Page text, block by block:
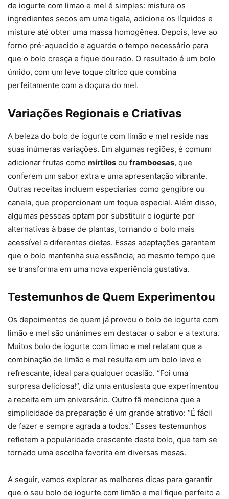
de iogurte com limao e mel é simples: misture os
ingredientes secos em uma tigela, adicione os líquidos e
misture até obter uma massa homogênea. Depois, leve ao
forno pré-aquecido e aguarde o tempo necessário para
que o bolo cresça e fique dourado. O resultado é um bolo
úmido, com um leve toque cítrico que combina
perfeitamente com a doçura do mel.
Variações Regionais e Criativas
A beleza do bolo de iogurte com limão e mel reside nas
suas inúmeras variações. Em algumas regiões, é comum
adicionar frutas como mirtilos ou framboesas, que
conferem um sabor extra e uma apresentação vibrante.
Outras receitas incluem especiarias como gengibre ou
canela, que proporcionam um toque especial. Além disso,
algumas pessoas optam por substituir o iogurte por
alternativas à base de plantas, tornando o bolo mais
acessível a diferentes dietas. Essas adaptações garantem
que o bolo mantenha sua essência, ao mesmo tempo que
se transforma em uma nova experiência gustativa.
Testemunhos de Quem Experimentou
Os depoimentos de quem já provou o bolo de iogurte com
limão e mel são unânimes em destacar o sabor e a textura.
Muitos bolo de iogurte com limao e mel relatam que a
combinação de limão e mel resulta em um bolo leve e
refrescante, ideal para qualquer ocasião. “Foi uma
surpresa deliciosa!”, diz uma entusiasta que experimentou
a receita em um aniversário. Outro fã menciona que a
simplicidade da preparação é um grande atrativo: “É fácil
de fazer e sempre agrada a todos.” Esses testemunhos
refletem a popularidade crescente deste bolo, que tem se
tornado uma escolha favorita em diversas mesas.
A seguir, vamos explorar as melhores dicas para garantir
que o seu bolo de iogurte com limão e mel fique perfeito a